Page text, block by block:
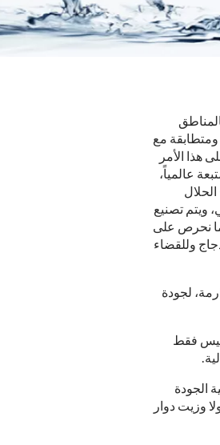
مع
هذا الأمر
عالمياً،
ويتم تصنيع
نحرص على
وللقضاء
الصارمة، لجودة
ليس فقط
الجودة
من زيت الكانولا وزيت دوار